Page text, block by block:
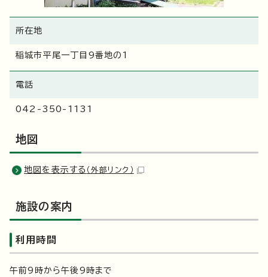
所在地
稲城市平尾一丁目9番地の1
電話
042-350-1131
地図
地図を表示する （外部リンク）
施設の案内
利用時間
午前9時から午後9時まで